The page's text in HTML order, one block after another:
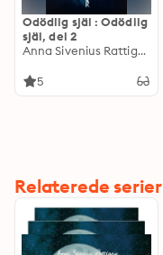
Odödlig själ : Odödlig
själ, del 2
Anna Sivenius Rattigan
5
Relaterede serier